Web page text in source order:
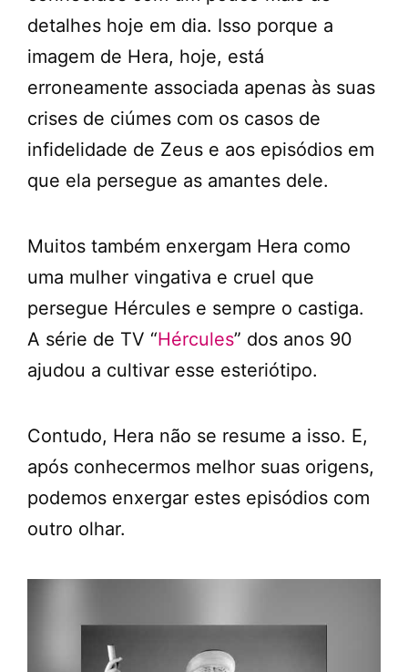
detalhes hoje em dia. Isso porque a
imagem de Hera, hoje, está
erroneamente associada apenas às suas
crises de ciúmes com os casos de
infidelidade de Zeus e aos episódios em
que ela persegue as amantes dele.
Muitos também enxergam Hera como
uma mulher vingativa e cruel que
persegue Hércules e sempre o castiga.
A série de TV “Hércules” dos anos 90
ajudou a cultivar esse esteriótipo.
Contudo, Hera não se resume a isso. E,
após conhecermos melhor suas origens,
podemos enxergar estes episódios com
outro olhar.